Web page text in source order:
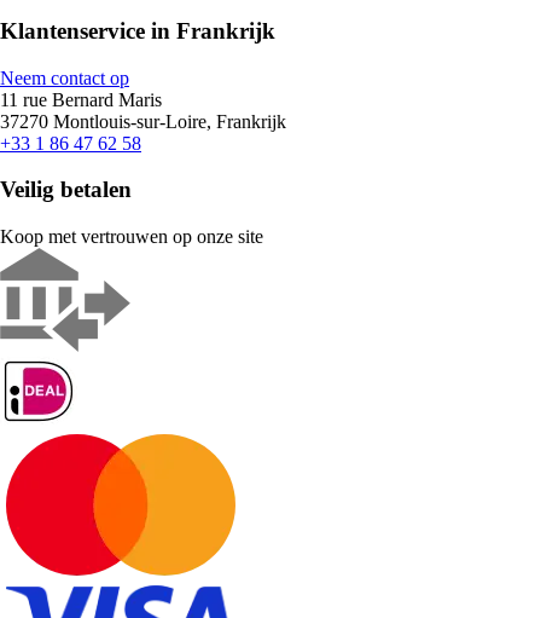
Klantenservice in Frankrijk
Neem contact op
11 rue Bernard Maris
37270 Montlouis-sur-Loire, Frankrijk
+33 1 86 47 62 58
Veilig betalen
Koop met vertrouwen op onze site